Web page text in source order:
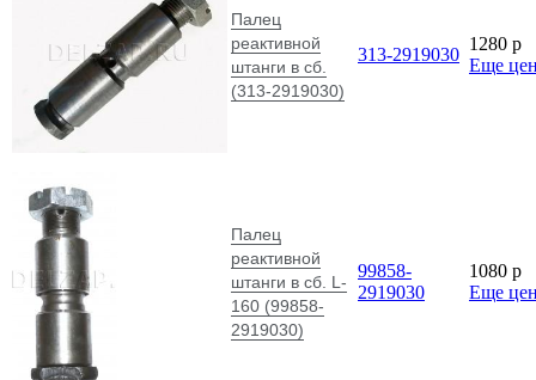
Палец
реактивной
штанги в сб.
(313-2919030)
313-2919030
1280 p
Еще
Палец
реактивной
штанги в сб. L-
160 (99858-
2919030)
99858-
2919030
1080 p
Еще